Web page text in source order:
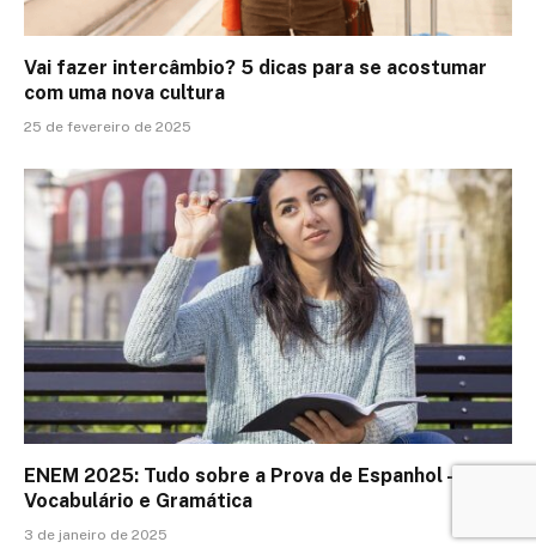
Vai fazer intercâmbio? 5 dicas para se acostumar
com uma nova cultura
25 de fevereiro de 2025
ENEM 2025: Tudo sobre a Prova de Espanhol –
Vocabulário e Gramática
3 de janeiro de 2025